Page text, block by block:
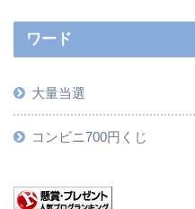
ワード
大量当選
コンビニ700円くじ